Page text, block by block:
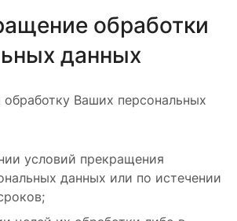
обработки
данных
Ваших персональных
условий прекращения
данных или по истечении